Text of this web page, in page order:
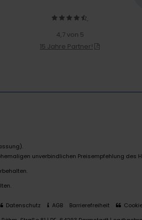
4,7 von 5
15 Jahre Partner!
unverbindlichen Preisempfehlung des
Datenschutz AGB Barrierefreiheit